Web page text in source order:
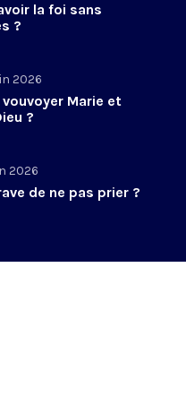
la foi sans
?
2026
Marie et
?
2026
de ne pas prier ?